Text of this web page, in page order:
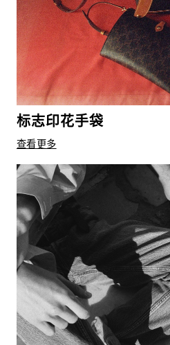
标志印花手袋
查看更多